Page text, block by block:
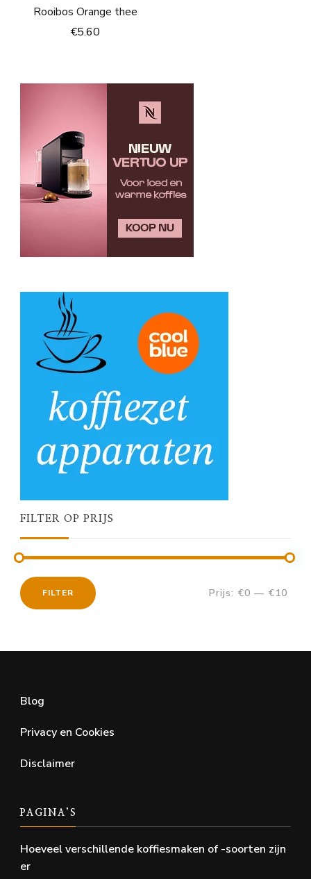
Rooibos Orange thee
€5.60
FILTER OP PRIJS
FILTER Prijs: €0 — €10
Blog
Privacy en Cookies
Disclaimer
PAGINA’S
Hoeveel verschillende koffiesmaken of -soorten zijn
er